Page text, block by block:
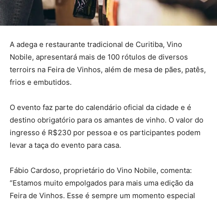
A adega e restaurante tradicional de Curitiba, Vino
Nobile, apresentará mais de 100 rótulos de diversos
terroirs na Feira de Vinhos, além de mesa de pães, patês,
frios e embutidos.
O evento faz parte do calendário oficial da cidade e é
destino obrigatório para os amantes de vinho. O valor do
ingresso é R$230 por pessoa e os participantes podem
levar a taça do evento para casa.
Fábio Cardoso, proprietário do Vino Nobile, comenta:
“Estamos muito empolgados para mais uma edição da
Feira de Vinhos. Esse é sempre um momento especial